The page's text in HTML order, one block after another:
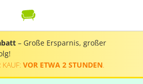
– Große Ersparnis, großer
KAUF: VOR ETWA 2 STUNDEN